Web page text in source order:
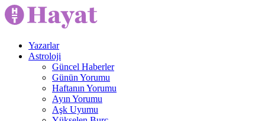
Yazarlar
Astroloji
Güncel Haberler
Günün Yorumu
Haftanın Yorumu
Ayın Yorumu
Aşk Uyumu